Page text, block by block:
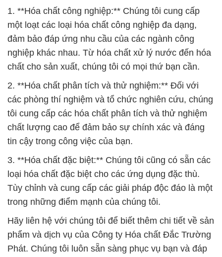
1. **Hóa chất công nghiệp:** Chúng tôi cung cấp
một loạt các loại hóa chất công nghiệp đa dạng,
đảm bảo đáp ứng nhu cầu của các ngành công
nghiệp khác nhau. Từ hóa chất xử lý nước đến hóa
chất cho sản xuất, chúng tôi có mọi thứ bạn cần.
2. **Hóa chất phân tích và thử nghiệm:** Đối với
các phòng thí nghiệm và tổ chức nghiên cứu, chúng
tôi cung cấp các hóa chất phân tích và thử nghiệm
chất lượng cao để đảm bảo sự chính xác và đáng
tin cậy trong công việc của bạn.
3. **Hóa chất đặc biệt:** Chúng tôi cũng có sẵn các
loại hóa chất đặc biệt cho các ứng dụng đặc thù.
Tùy chỉnh và cung cấp các giải pháp độc đáo là một
trong những điểm mạnh của chúng tôi.
Hãy liên hệ với chúng tôi để biết thêm chi tiết về sản
phẩm và dịch vụ của Công ty Hóa chất Đắc Trường
Phát. Chúng tôi luôn sẵn sàng phục vụ bạn và đáp